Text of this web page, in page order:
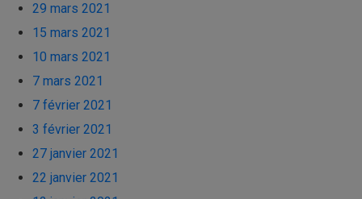
29 mars 2021
15 mars 2021
10 mars 2021
7 mars 2021
7 février 2021
3 février 2021
27 janvier 2021
22 janvier 2021